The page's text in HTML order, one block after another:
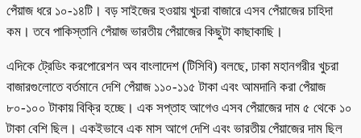
পেঁয়াজ ধরে ১০-১৪টি। বড় সাইজের হওয়ায় খুচরা বাজারে এসব পেঁয়াজের চাহিদা
কম। তবে পাকিস্তানি পেঁয়াজ ভারতীয় পেঁয়াজের কিছুটা কাছাকাছি।
এদিকে ট্রেডিং করপোরেশন অব বাংলাদেশ (টিসিবি) বলছে, ঢাকা মহানগরীর খুচরা
বাজারগুলোতে বর্তমানে দেশি পেঁয়াজ ১১০-১১৫ টাকা এবং আমদানি করা পেঁয়াজ
৮০-১০০ টাকায় বিক্রি হচ্ছে। এক সপ্তাহ আগেও এসব পেঁয়াজের দাম ৫ থেকে ১০
টাকা বেশি ছিল। একইভাবে এক মাস আগে দেশি এবং ভারতীয় পেঁয়াজের দাম ছিল